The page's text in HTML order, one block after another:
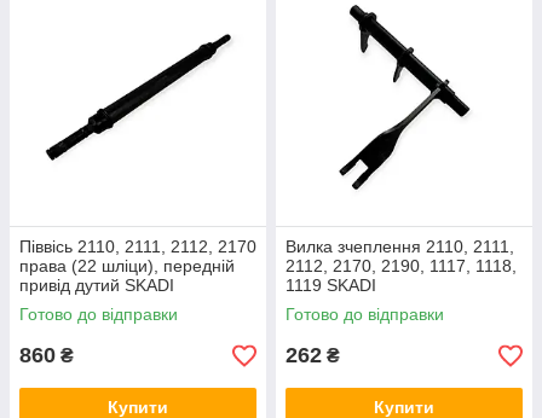
Піввісь 2110, 2111, 2112, 2170
права (22 шліци), передній
привід дутий SKADI
Готово до відправки
860 ₴
Купити
Вилка зчеплення 2110, 2111,
2112, 2170, 2190, 1117, 1118,
1119 SKADI
Готово до відправки
262 ₴
Купити